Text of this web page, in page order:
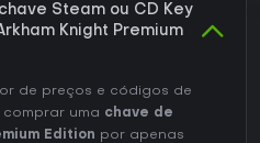
Steam ou CD Key
Knight Premium
de preços e códigos de
uma chave de
Edition por apenas